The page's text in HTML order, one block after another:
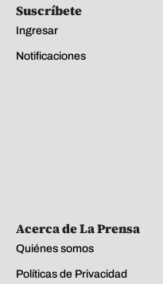
Suscríbete
Ingresar
Notificaciones
Acerca de La Prensa
Quiénes somos
Políticas de Privacidad